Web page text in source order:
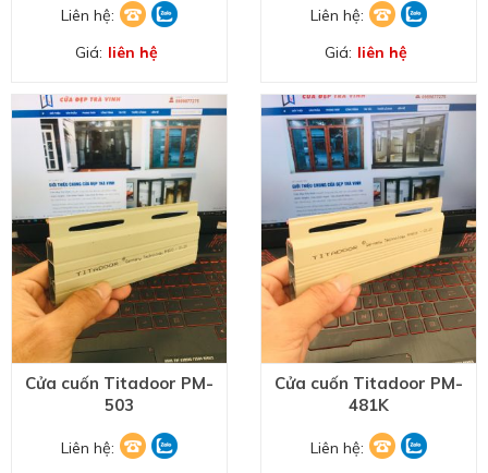
Liên hệ:
Giá: liên hệ
Liên hệ:
Giá: liên hệ
Cửa cuốn Titadoor PM-
503
Liên hệ:
Cửa cuốn Titadoor PM-
481K
Liên hệ: